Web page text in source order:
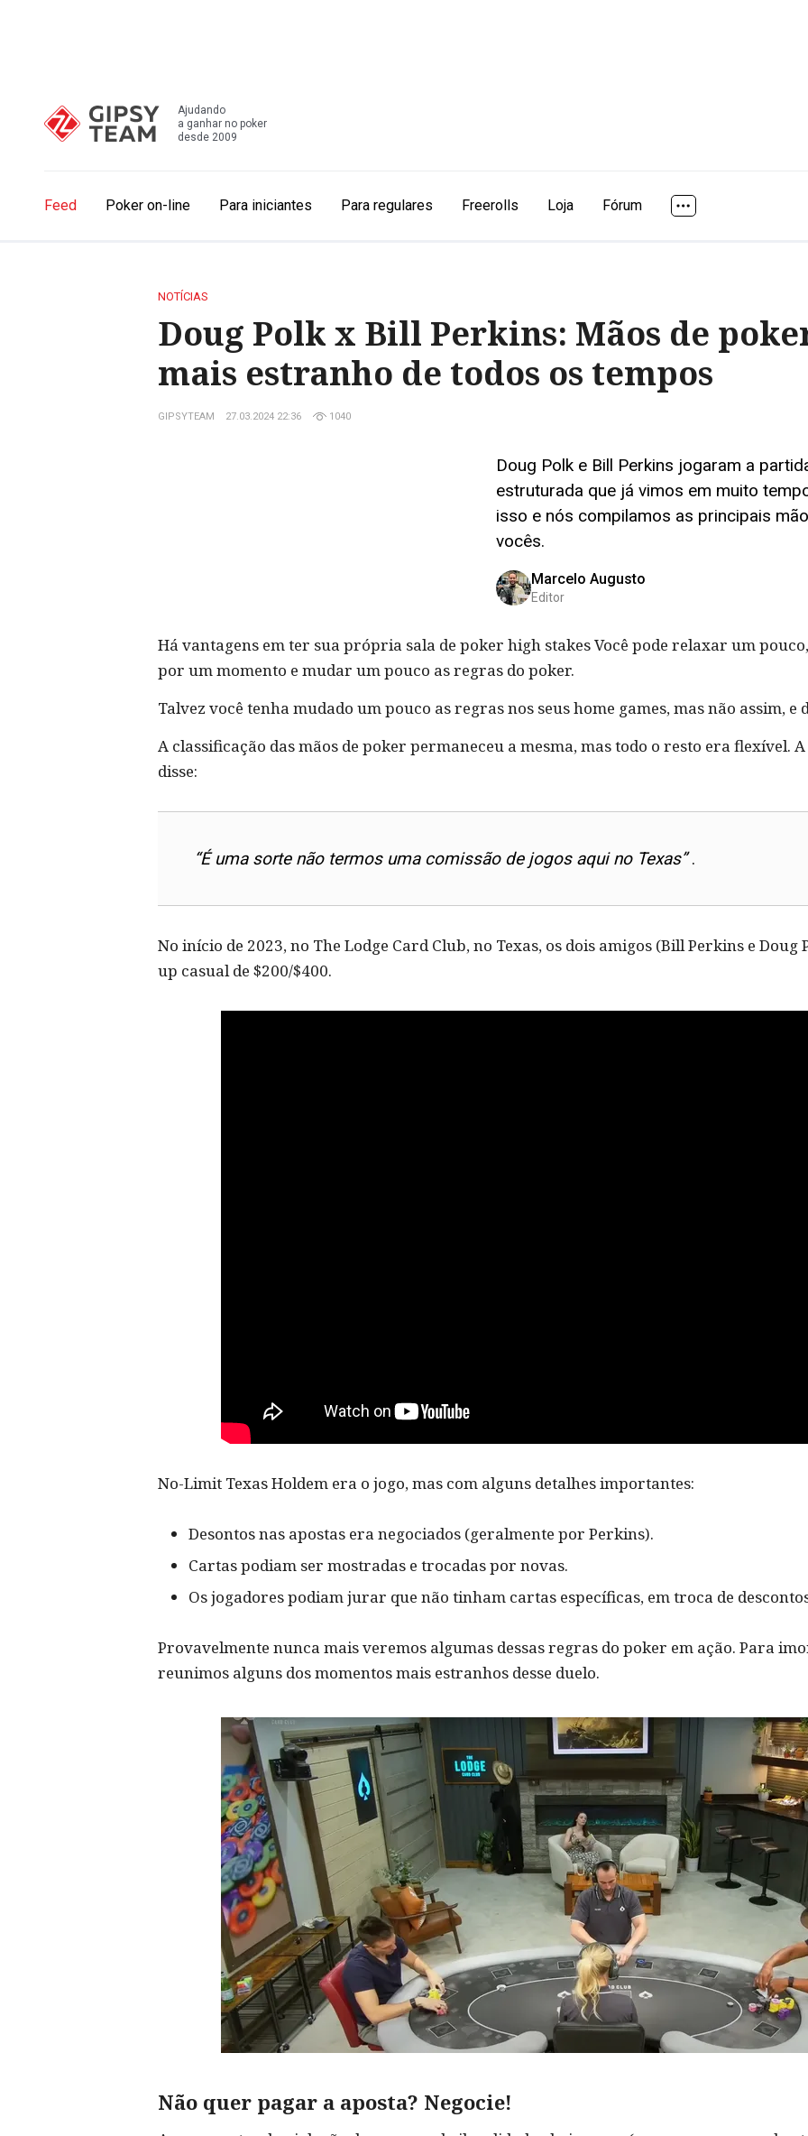
Ajudando
a ganhar no poker
desde 2009
Feed Poker on-line Para iniciantes Para regulares Freerolls Loja Fórum
NOTÍCIAS
Doug Polk x Bill Perkins: Mãos de
mais estranho de todos os tempos
GIPSYTEAM 27.03.2024 22:36 1040
Doug Polk e Bill Perkins jogaram a
estruturada que já vimos em muito
isso e nós compilamos as principais
vocês.
Marcelo Augusto
Editor
Há vantagens em ter sua própria sala de poker high stakes Você pode relaxar um
por um momento e mudar um pouco as regras do poker.
Talvez você tenha mudado um pouco as regras nos seus home games, mas não assim,
A classificação das mãos de poker permaneceu a mesma, mas todo o resto era flexível.
disse:
“É uma sorte não termos uma comissão de jogos aqui no Texas”.
No início de 2023, no The Lodge Card Club, no Texas, os dois amigos (Bill Perkins e
up casual de $200/$400.
No-Limit Texas Holdem era o jogo, mas com alguns detalhes importantes:
Desontos nas apostas era negociados (geralmente por Perkins).
Cartas podiam ser mostradas e trocadas por novas.
Os jogadores podiam jurar que não tinham cartas específicas, em troca de
Provavelmente nunca mais veremos algumas dessas regras do poker em ação. Para
reunimos alguns dos momentos mais estranhos desse duelo.
Não quer pagar a aposta? Negocie!